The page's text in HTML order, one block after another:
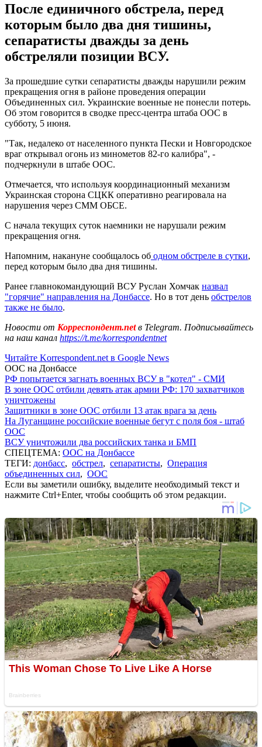
После единичного обстрела, перед
которым было два дня тишины,
сепаратисты дважды за день
обстреляли позиции ВСУ.
За прошедшие сутки сепаратисты дважды нарушили режим
прекращения огня в районе проведения операции
Объединенных сил. Украинские военные не понесли потерь.
Об этом говорится в сводке пресс-центра штаба ООС в
субботу, 5 июня.
"Так, недалеко от населенного пункта Пески и Новгородское
враг открывал огонь из минометов 82-го калибра", -
подчеркнули в штабе ООС.
Отмечается, что используя координационный механизм
Украинская сторона СЦКК оперативно реагировала на
нарушения через СММ ОБСЕ.
С начала текущих суток наемники не нарушали режим
прекращения огня.
Напомним, накануне сообщалось об одном обстреле в сутки,
перед которым было два дня тишины.
Ранее главнокомандующий ВСУ Руслан Хомчак назвал
"горячие" направления на Донбассе. Но в тот день обстрелов
также не было.
Новости от Корреспондент.netв Telegram. Подписывайтесь
на наш канал https://t.me/korrespondentnet
Читайте Korrespondent.net в Google News
ООС на Донбассе
РФ попытается загнать военных ВСУ в "котел" - СМИ
В зоне ООС отбили девять атак армии РФ: 170 захватчиков
уничтожены
Защитники в зоне ООС отбили 13 атак врага за день
На Луганщине российские военные бегут с поля боя - штаб
ООС
ВСУ уничтожили два российских танка и БМП
СПЕЦТЕМА: ООС на Донбассе
ТЕГИ: донбасс, обстрел, сепаратисты, Операция
объединенных сил, ООС
Если вы заметили ошибку, выделите необходимый текст и
нажмите Ctrl+Enter, чтобы сообщить об этом редакции.